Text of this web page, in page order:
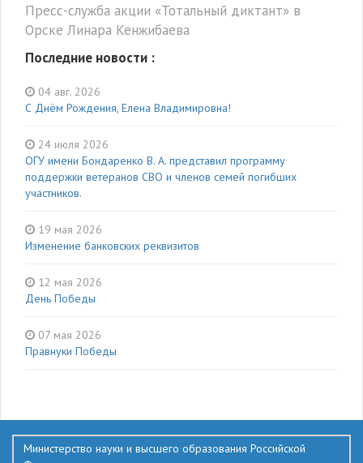
Пресс-служба акции «Тотальный диктант» в
Орске Линара Кенжибаева
Последние новости :
04 авг. 2026
С Днём Рождения, Елена Владимировна!
24 июля 2026
ОГУ имени Бондаренко В. А. представил программу
поддержки ветеранов СВО и членов семей погибших
участников.
19 мая 2026
Изменение банковских реквизитов
12 мая 2026
День Победы
07 мая 2026
Правнуки Победы
Министерство науки и высшего образования Российской